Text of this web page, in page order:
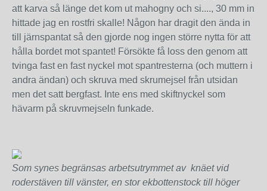
att karva så länge det kom ut mahogny och si...., 30 mm in
hittade jag en rostfri skalle! Någon har dragit den ända in
till järnspantat så den gjorde nog ingen större nytta för att
hålla bordet mot spantet! Försökte få loss den genom att
tvinga fast en fast nyckel mot spantresterna (och muttern i
andra ändan) och skruva med skrumejsel från utsidan
men det satt bergfast. Inte ens med skiftnyckel som
hävarm på skruvmejseln funkade.
Som synes begränsas arbetsutrymmet av knäet vid
roderstäven till vänster, en stor ekbottenstock till höger